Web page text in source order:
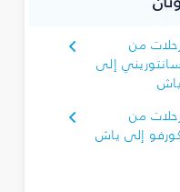
من
سانتوريني إلى
ياش
من
كورفو إلى ياش